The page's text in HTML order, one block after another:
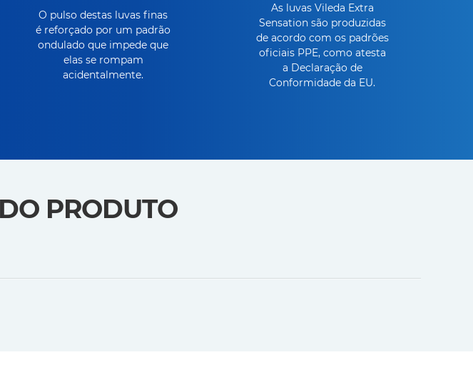
O pulso destas luvas finas
é reforçado por um padrão
ondulado que impede que
elas se rompam
acidentalmente.
As luvas Vileda Extra
Sensation são produzidas
de acordo com os padrões
oficiais PPE, como atesta
a Declaração de
Conformidade da EU.
PRODUTO